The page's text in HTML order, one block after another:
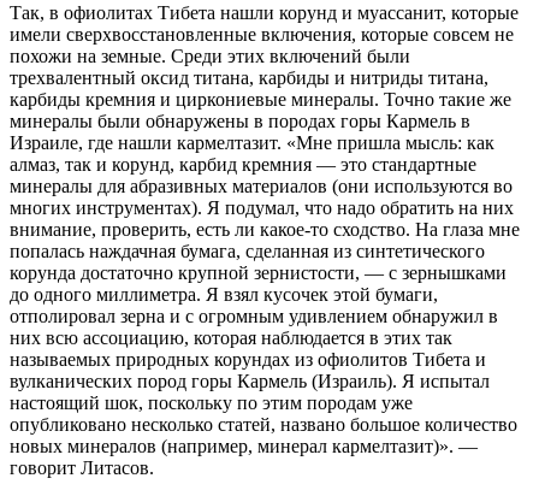
Так, в офиолитах Тибета нашли корунд и муассанит, которые
имели сверхвосстановленные включения, которые совсем не
похожи на земные. Среди этих включений были
трехвалентный оксид титана, карбиды и нитриды титана,
карбиды кремния и циркониевые минералы. Точно такие же
минералы были обнаружены в породах горы Кармель в
Израиле, где нашли кармелтазит. «Мне пришла мысль: как
алмаз, так и корунд, карбид кремния — это стандартные
минералы для абразивных материалов (они используются во
многих инструментах). Я подумал, что надо обратить на них
внимание, проверить, есть ли какое-то сходство. На глаза мне
попалась наждачная бумага, сделанная из синтетического
корунда достаточно крупной зернистости, — с зернышками
до одного миллиметра. Я взял кусочек этой бумаги,
отполировал зерна и с огромным удивлением обнаружил в
них всю ассоциацию, которая наблюдается в этих так
называемых природных корундах из офиолитов Тибета и
вулканических пород горы Кармель (Израиль). Я испытал
настоящий шок, поскольку по этим породам уже
опубликовано несколько статей, названо большое количество
новых минералов (например, минерал кармелтазит)». —
говорит Литасов.